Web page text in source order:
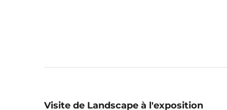
Visite de Landscape à l'exposition